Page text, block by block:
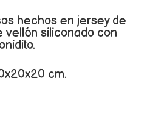
hechos en jersey de
vellón siliconado con
cm.